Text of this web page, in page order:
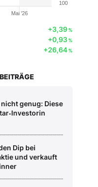
Mai '26
100
+3,39%
+0,93%
+26,64%
genug: Diese
Dip bei
und verkauft